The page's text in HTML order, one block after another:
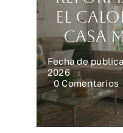
el
casa
Fecha de
2026
0 Comentarios